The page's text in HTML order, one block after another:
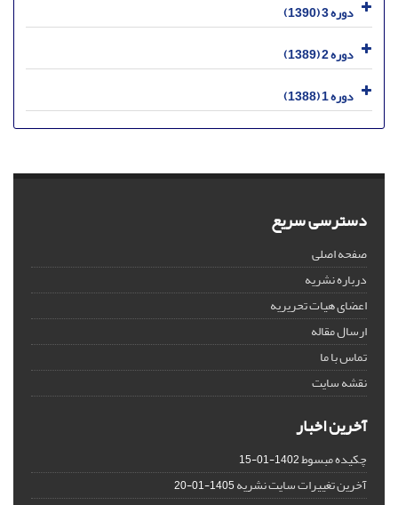
دوره 3 (1390)
دوره 2 (1389)
دوره 1 (1388)
دسترسی سریع
صفحه اصلی
درباره نشریه
اعضای هیات تحریریه
ارسال مقاله
تماس با ما
نقشه سایت
آخرین اخبار
چکیده مبسوط1402-01-15
آخرین تغییرات سایت نشریه1405-01-20